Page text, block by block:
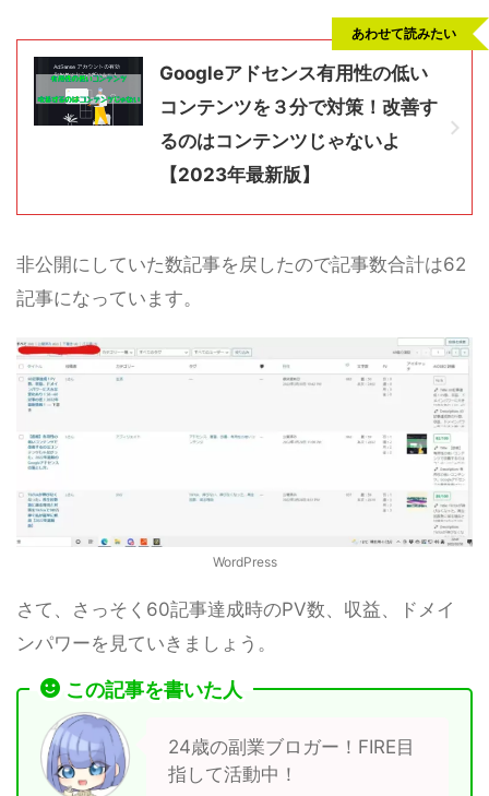
Googleアドセンス有用性の低い
コンテンツを３分で対策！改善す
るのはコンテンツじゃないよ
【2023年最新版】
あわせて読みたい
非公開にしていた数記事を戻したので記事数合計は62
記事になっています。
WordPress
さて、さっそく60記事達成時のPV数、収益、ドメイ
ンパワーを見ていきましょう。
この記事を書いた人
24歳の副業ブロガー！FIRE目
指して活動中！